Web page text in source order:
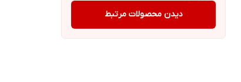
دیدن محصولات مرتبط